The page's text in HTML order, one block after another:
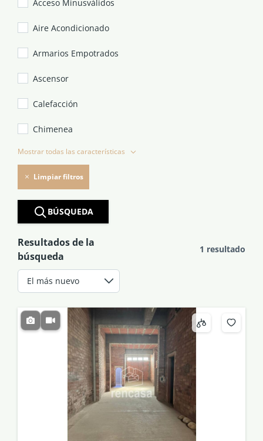
Acceso Minusválidos
Aire Acondicionado
Armarios Empotrados
Ascensor
Calefacción
Chimenea
Mostrar todas las características
Limpiar filtros
BÚSQUEDA
Resultados de la
búsqueda
1 resultado